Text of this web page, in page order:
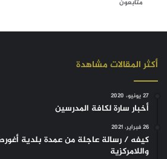
متابعون
أكثر المقالات مشاهدة
27 يونيو، 2020
أخبار سارة لكافة المدرسين
26 فبراير، 2021
كيفه / رسالة عاجلة من عمدة بلدية أغورط
واللامركزية